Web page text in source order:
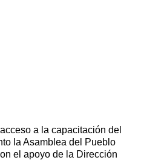
a la capacitación del
la Asamblea del Pueblo
el apoyo de la Dirección